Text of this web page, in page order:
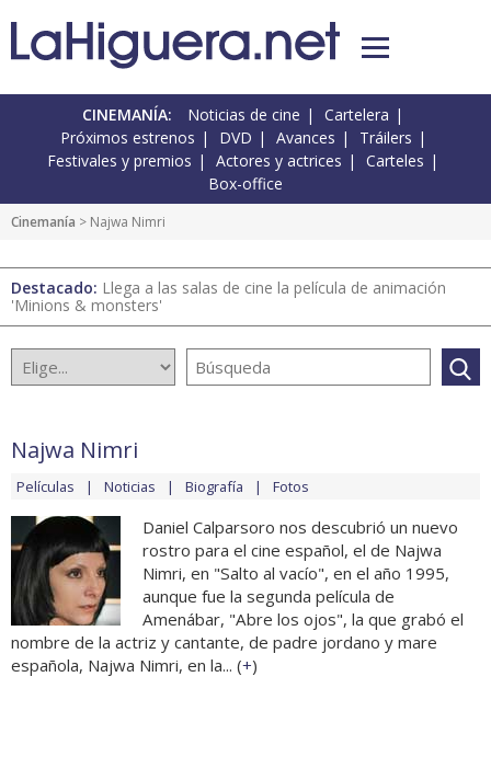
CINEMANÍA: Noticias de cine
Cartelera
Próximos estrenos
DVD Avances
Tráilers
Festivales y premios
Actores y actrices
Carteles
Box-office
Cinemanía > Najwa Nimri
Destacado: Llega a las salas de cine la película de animación
'Minions & monsters'
Najwa Nimri
Películas Noticias Biografía Fotos
Daniel Calparsoro nos descubrió un nuevo
rostro para el cine español, el de Najwa
Nimri, en "Salto al vacío", en el año 1995,
aunque fue la segunda película de
Amenábar, "Abre los ojos", la que grabó el
nombre de la actriz y cantante, de padre jordano y mare
española, Najwa Nimri, en la... (+)